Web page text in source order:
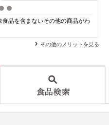
3 4
食品を含まないその他の商品がわ
その他のメリットを見る